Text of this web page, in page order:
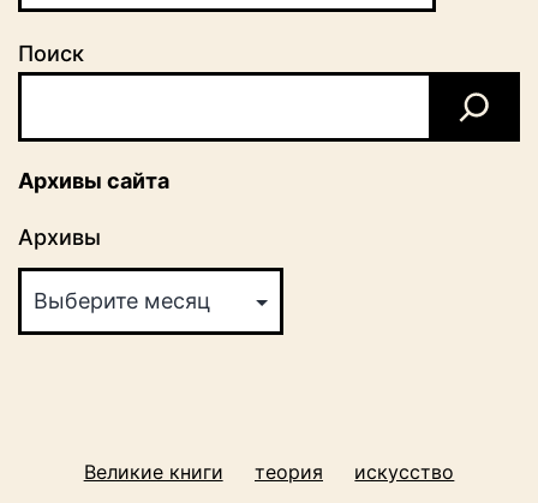
Поиск
Архивы сайта
Архивы
Великие книги теория искусство